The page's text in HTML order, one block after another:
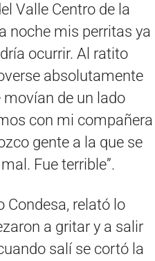
Valle Centro de la
noche mis perritas ya
ocurrir. Al ratito
absolutamente
de un lado
con mi compañera
gente a la que se
Fue terrible”.
Condesa, relató lo
a gritar y a salir
salí se cortó la